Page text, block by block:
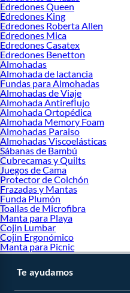
Edredones Queen
Edredones King
Edredones Roberta Allen
Edredones Mica
Edredones Casatex
Edredones Benetton
Almohadas
Almohada de lactancia
Fundas para Almohadas
Almohadas de Viaje
Almohada Antireflujo
Almohada Ortopédica
Almohada Memory Foam
Almohadas Paraiso
Almohadas Viscoelásticas
Sábanas de Bambú
Cubrecamas y Quilts
Juegos de Cama
Protector de Colchón
Frazadas y Mantas
Funda Plumón
Toallas de Microfibra
Manta para Playa
Cojin Lumbar
Cojin Ergonómico
Manta para Picnic
Te ayudamos